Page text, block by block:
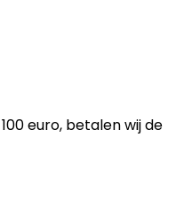
euro, betalen wij de